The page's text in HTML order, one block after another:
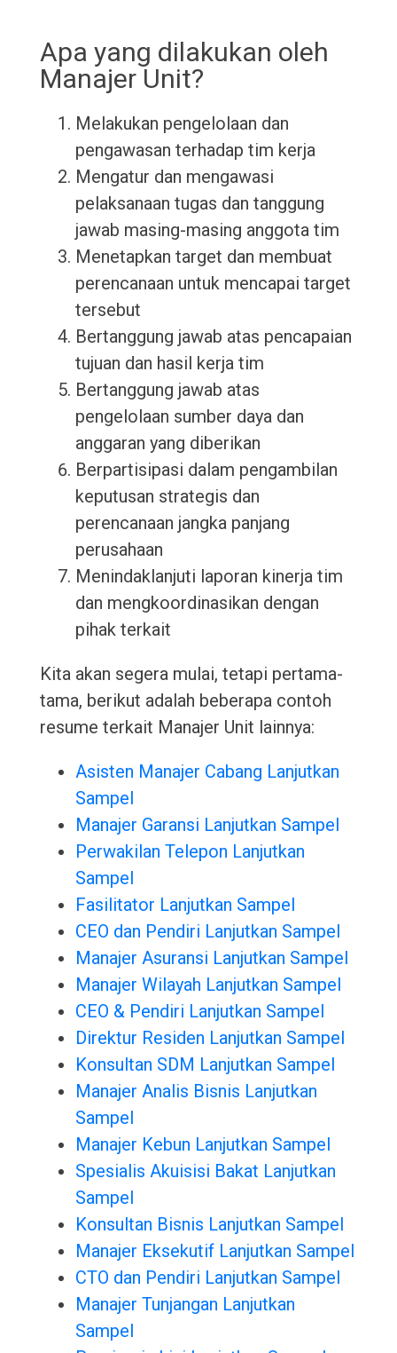
Apa yang dilakukan oleh
Manajer Unit?
Melakukan pengelolaan dan
pengawasan terhadap tim kerja
Mengatur dan mengawasi
pelaksanaan tugas dan tanggung
jawab masing-masing anggota tim
Menetapkan target dan membuat
perencanaan untuk mencapai target
tersebut
Bertanggung jawab atas pencapaian
tujuan dan hasil kerja tim
Bertanggung jawab atas
pengelolaan sumber daya dan
anggaran yang diberikan
Berpartisipasi dalam pengambilan
keputusan strategis dan
perencanaan jangka panjang
perusahaan
Menindaklanjuti laporan kinerja tim
dan mengkoordinasikan dengan
pihak terkait
Kita akan segera mulai, tetapi pertama-
tama, berikut adalah beberapa contoh
resume terkait Manajer Unit lainnya:
Asisten Manajer Cabang Lanjutkan
Sampel
Manajer Garansi Lanjutkan Sampel
Perwakilan Telepon Lanjutkan
Sampel
Fasilitator Lanjutkan Sampel
CEO dan Pendiri Lanjutkan Sampel
Manajer Asuransi Lanjutkan Sampel
Manajer Wilayah Lanjutkan Sampel
CEO & Pendiri Lanjutkan Sampel
Direktur Residen Lanjutkan Sampel
Konsultan SDM Lanjutkan Sampel
Manajer Analis Bisnis Lanjutkan
Sampel
Manajer Kebun Lanjutkan Sampel
Spesialis Akuisisi Bakat Lanjutkan
Sampel
Konsultan Bisnis Lanjutkan Sampel
Manajer Eksekutif Lanjutkan Sampel
CTO dan Pendiri Lanjutkan Sampel
Manajer Tunjangan Lanjutkan
Sampel